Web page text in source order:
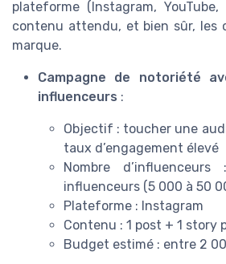
plateforme (Instagram,
contenu attendu, et bien sûr, les
marque.
Campagne de notoriété
influenceurs :
Objectif : toucher une
taux d’engagement élevé
Nombre
influenceurs (5 000 à 50
Plateforme : Instagram
Contenu : 1 post + 1 story
Budget estimé : entre 2